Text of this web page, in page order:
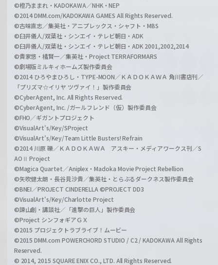
©橙乃ままれ・KADOKAWA／NHK・NEP
©2014 DMM.com/KADOKAWA GAMES All Rights Reserved.
©古味直志／集英社・アニプレックス・シャフト・MBS
©臼井儀人/双葉社・シンエイ・テレビ朝日・ADK
©臼井儀人/双葉社・シンエイ・テレビ朝日・ADK 2001,2002,2014
©貴家悠・橘賢一／集英社・Project TERRAFORMARS
©劇場版ミルキィホームズ製作委員会
©2014 ひろやまひろし・TYPE-MOON／ＫＡＤＯＫＡＷＡ 角川書店刊／
「プリズマ☆イリヤ ツヴァイ！」製作委員会
©CyberAgent, Inc. All Rights Reserved.
©CyberAgent, Inc. /ガールフレンド（仮）製作委員会
©FHO／ギガントプロジェクト
©VisualArt's/Key/SProject
©VisualArt's/Key/Team Little Busters! Refrain
©2014 川原 礫／ＫＡＤＯＫＡＷＡ アスキー・メディアワークス刊／S
AOⅡ Project
©Magica Quartet／Aniplex・Madoka Movie Project Rebellion
©矢吹健太朗・長谷見沙貴／集英社・とらぶるダークネス製作委員会
©BNEI／PROJECT CINDERELLA ©PROJECT DD3
©VisualArt's/Key/Charlotte Project
©諫山創・講談社／「進撃の巨人」製作委員会
©Project シンフォギアＧＸ
©2015 プロジェクトラブライブ！ムービー
©2015 DMM.com POWERCHORD STUDIO / C2 / KADOKAWA All Rights
Reserved.
© 2014, 2015 SQUARE ENIX CO., LTD. All Rights Reserved.